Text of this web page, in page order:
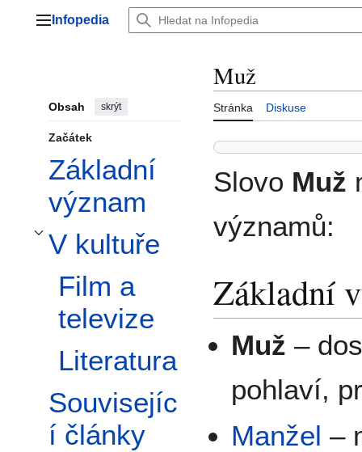
Hlavní menu
Infopedia
Obsah skrýt
Začátek
Základní
význam
V kultuře
Přepnout podsekci V kultuře
Film a
televize
Literatura
Souvisejíc
í články
Muž
Stránka Diskuse
Slovo Muž
významů:
Základní
Muž –
pohlaví,
Manžel –